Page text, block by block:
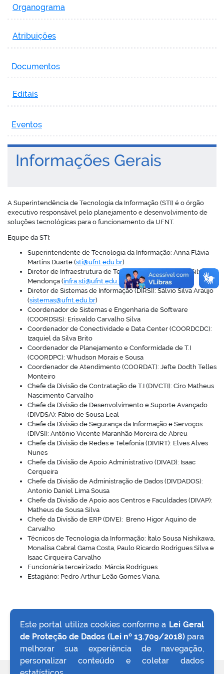
portal
Organograma
Atribuições
Documentos
Editais
Eventos
Informações Gerais
A Superintendência de Tecnologia da Informação (STI) é o órgão
executivo responsável pelo planejamento e desenvolvimento de
soluções tecnológicas para o funcionamento da UFNT.
Equipe da STI:
Superintendente de Tecnologia da Informação: Anna Flávia
Martins Duarte (sti@ufnt.edu.br)
Diretor de Infraestrutura de Tecnológica (DIRITI): Joel Silva
Mendonça (infra.sti@ufnt.edu.br)
Diretor de Sistemas de Informação (DIRSI): Sálvio Silva Araújo
(sistemas@ufnt.edu.br)
Coordenador de Sistemas e Engenharia de Software
(COORDSIS): Erisvaldo Carvalho Silva
Coordenador de Conectividade e Data Center (COORDCDC):
Izaquiel da Silva Brito
Coordenador de Planejamento e Conformidade de T.I
(COORDPC): Whudson Morais e Sousa
Coordenador de Atendimento (COORDAT): Jefte Dodth Telles
Monteiro
Chefe da Divisão de Contratação de T.I (DIVCTI): Ciro Matheus
Nascimento Carvalho
Chefe da Divisão de Desenvolvimento e Suporte Avançado
(DIVDSA): Fábio de Sousa Leal
Chefe da Divisão de Segurança da Informação e Servoços
(DIVSI): Antônio Vicente Maranhão Moreira de Abreu
Chefe da Divisão de Redes e Telefonia (DIVIRT): Elves Alves
Nunes
Chefe da Divisão de Apoio Administrativo (DIVAD): Isaac
Cerqueira
Chefe da Divisão de Administração de Dados (DIVDADOS):
Antonio Daniel Lima Sousa
Chefe da Divisão de Apoio aos Centros e Faculdades (DIVAP):
Matheus de Sousa Silva
Chefe da Divisão de ERP (DIVE): Breno Higor Aquino de
Carvalho
Técnicos de Tecnologia da Informação: Ítalo Sousa Nishikawa,
Monalisa Cabral Gama Costa, Paulo Ricardo Rodrigues Silva e
Isaac Cirqueira Carvalho
Funcionária terceirizado: Márcia Rodrigues
Estagiário: Pedro Arthur Leão Gomes Viana.
VOLTAR AO TOPO
Este portal utiliza cookies conforme a Lei Geral
de Proteção de Dados (Lei nº 13.709/2018)para
melhorar sua experiência de navegação,
personalizar conteúdo e coletar dados